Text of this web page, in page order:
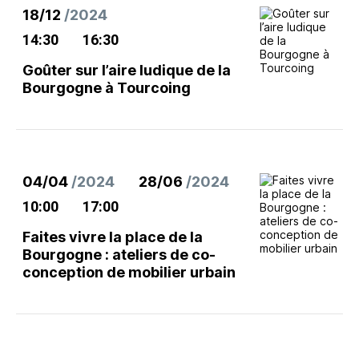
18/12 /2024
14:30
16:30
Goûter sur l’aire ludique de la
Bourgogne à Tourcoing
04/04 /2024 28/06 /2024
10:00
17:00
Faites vivre la place de la
Bourgogne : ateliers de co-
conception de mobilier urbain